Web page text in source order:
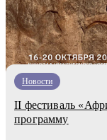
Новости
II фестиваль
программу